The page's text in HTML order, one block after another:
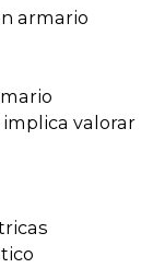
valorar